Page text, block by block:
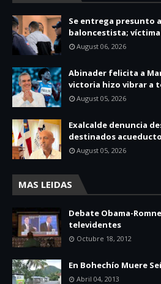
Se entrega presunto
baloncestista;
August 06, 2026
Abinader felicita a
victoria hizo vibrar a
August 05, 2026
Exalcalde denuncia
destinados
August 05, 2026
MAS LEIDAS
Debate Obama-
televidentes
Octubre 18, 2012
En Bohechío Muere
Abril 04, 2013